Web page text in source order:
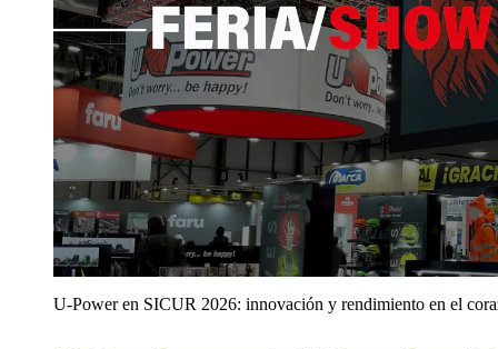
U‑Power en SICUR 2026: innovación y rendimiento en el